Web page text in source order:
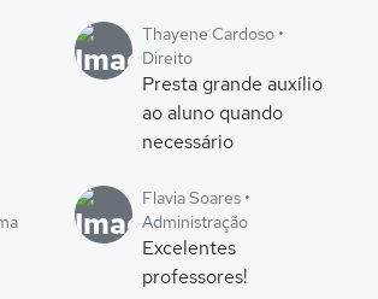
Thayene Cardoso •
Direito
Presta grande auxílio
ao aluno quando
necessário
Flavia Soares •
Administração
Excelentes
professores!